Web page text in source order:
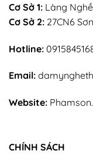
Cơ Sở 1: Làng
Cơ Sở 2: 27CN6
Hotline:
Email:
Website:
CHÍNH SÁCH